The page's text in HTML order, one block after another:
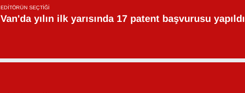
EDITÖRÜN SEÇTIĞI
Van'da yılın ilk yarısında 17 patent başvurusu yapıldı